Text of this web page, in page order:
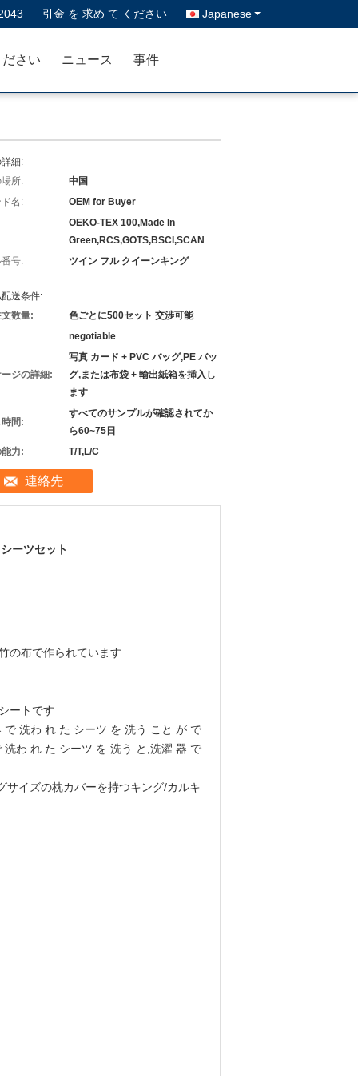
引金 を 求め て ください Japanese
さい ニュース 事件
細:
所:
中国
名:
OEM for Buyer
OEKO-TEX 100,Made In
Green,RCS,GOTS,BSCI,SCAN
号:
ツイン フル クイーンキング
送条件:
数量:
色ごとに500セット 交渉可能
negotiable
ジの詳細:
写真 カード + PVC バッグ,PE バッ
グ,または布袋 + 輸出紙箱を挿入し
ます
間:
すべてのサンプルが確認されてか
ら60~75日
力:
T/T,L/C
連絡先
ーツセット
の布で作られています
ートです
洗わ れ た シーツ を 洗う こと が で
わ れ た シーツ を 洗う と,洗濯 器 で
イズの枕カバーを持つキング/カルキ